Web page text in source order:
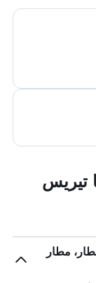
تيريس
مطار